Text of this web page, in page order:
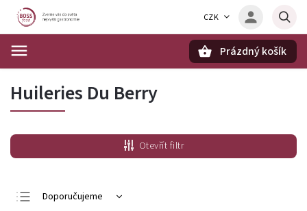
CZK
Prázdný košík
Huileries Du Berry
Otevřít filtr
Doporučujeme